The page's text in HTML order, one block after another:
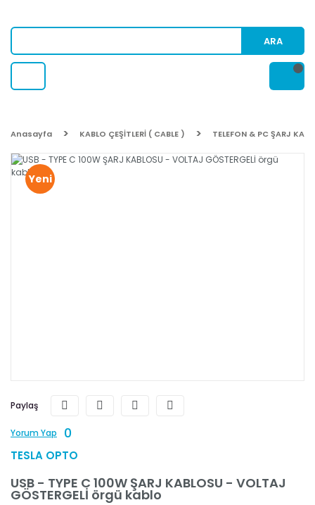
ARA
Anasayfa KABLO ÇEŞİTLERİ ( CABLE ) TELEFON & PC ŞARJ
Yeni
Paylaş
Yorum Yap 0
TESLA OPTO
USB - TYPE C 100W ŞARJ KABLOSU - VOLTAJ
GÖSTERGELİ örgü kablo